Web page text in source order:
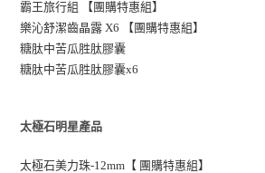
霸王旅行組 【團購特惠組】
樂沁舒潔齒晶露 X6 【團購特惠組】
糖肽中苦瓜胜肽膠囊
糖肽中苦瓜胜肽膠囊x6
太極石明星產品
太極石美力珠-12mm【 團購特惠組】